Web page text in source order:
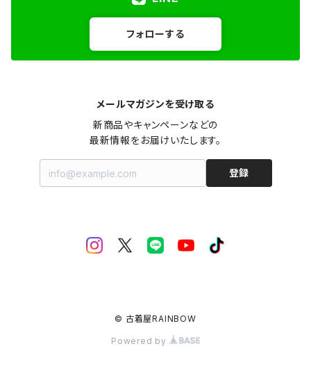
フォローする
メールマガジンを受け取る
新商品やキャンペーンなどの
最新情報をお届けいたします。
登録
© 古着屋RAINBOW
Powered by